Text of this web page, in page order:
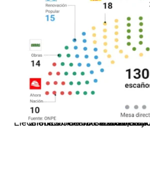
El JNE oficializó la distribución de escaños para la elección de 60 senadores y 130 diputados en las Elecciones Generales 2026,